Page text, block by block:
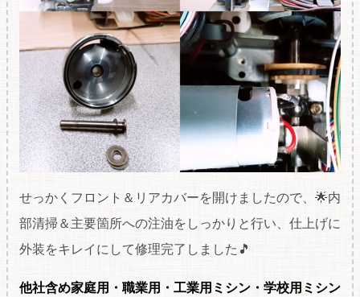
せっかくフロント＆リアカバーを開けましたので、🌟内
部清掃＆主要箇所への注油をしっかりと行い、仕上げに
外装をキレイにして修理完了しました🎵
他社含め家庭用・職業用・工業用ミシン・学校用ミシン